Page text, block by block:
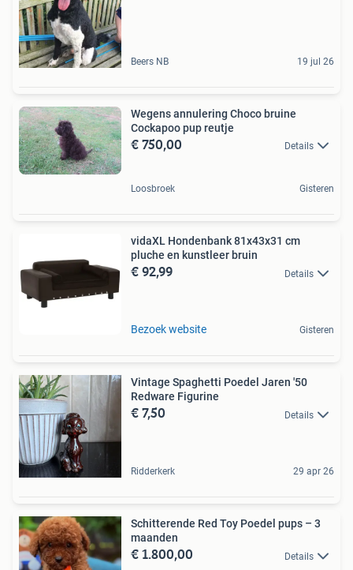
Beers NB 19 jul 26
Wegens annulering Choco bruine
Cockapoo pup reutje
€ 750,00 Details
Loosbroek Gisteren
vidaXL Hondenbank 81x43x31 cm
pluche en kunstleer bruin
€ 92,99 Details
Bezoek website Gisteren
Vintage Spaghetti Poedel Jaren '50
Redware Figurine
€ 7,50 Details
Ridderkerk 29 apr 26
Schitterende Red Toy Poedel pups – 3
maanden
€ 1.800,00 Details